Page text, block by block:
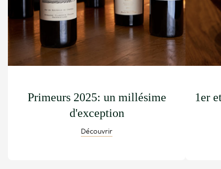
Primeurs 2025: un millésime
d'exception
Découvrir
1er